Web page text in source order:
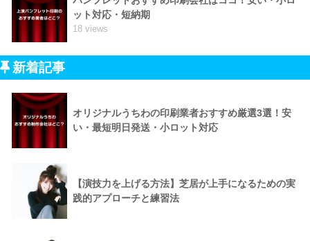
ット対応・短納期
18 views
新着記事
オリジナルうちわの印刷業者おすすめ厳選3選！安
い・最短明日発送・小ロット対応
【演技力を上げる方法】芝居が上手になるための実
践的アプローチと練習法